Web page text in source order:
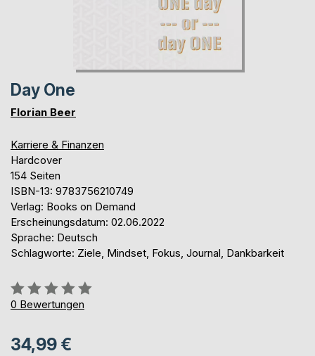
Day One
Florian Beer
Karriere & Finanzen
Hardcover
154 Seiten
ISBN-13: 9783756210749
Verlag: Books on Demand
Erscheinungsdatum: 02.06.2022
Sprache: Deutsch
Schlagworte: Ziele, Mindset, Fokus, Journal, Dankbarkeit
Bewertung::
0%
0 Bewertungen
34,99 €